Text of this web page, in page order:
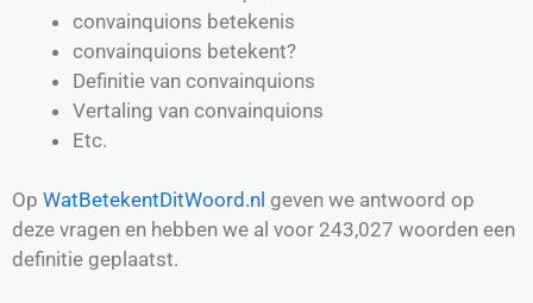
convainquions betekenis
convainquions betekent?
Definitie van convainquions
Vertaling van convainquions
Etc.
Op WatBetekentDitWoord.nl geven we antwoord op
deze vragen en hebben we al voor 243,027 woorden een
definitie geplaatst.